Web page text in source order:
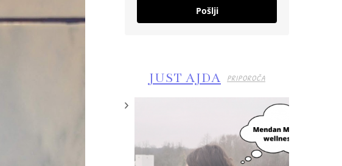
Pošlji
JUST AJDA PRIPOROČA